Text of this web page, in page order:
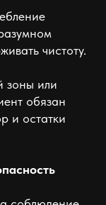
чистоту.
зоны или
обязан
и остатки